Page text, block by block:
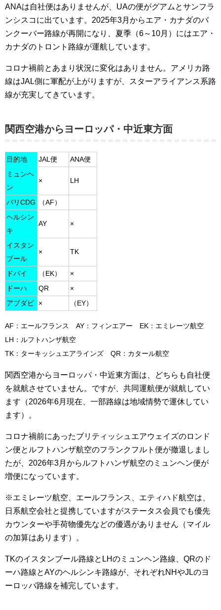
ANAは自社便はありませんが、UAの便がグアムとサンフラ
ンシスコに出ています。2025年3月からエア・カナダのバ
ンクーバー路線が再開になり、夏季（6～10月）にはエア・
カナダのトロント路線が運航しています。
コロナ禍前とあまり状況に変化はありません。アメリカ路
線はJAL側に軍配が上がりますが、スターアライアンス系路
線が充実してきています。
関西空港からヨーロッパ・中近東方面
目的地 JAL便
ANA便
ミュンヘ
ン
× LH
パリCDG
（AF）
ヘルシン
キ
AY ×
イスタン
ブール
× TK
ドバイ （EK）
×
ドーハ
QR
×
アブダビ
× （EY）
AF：エールフランス AY：フィンエアー EK：エミレーツ航空
LH：ルフトハンザ航空
TK：ターキッシュエアラインズ QR：カタール航空
関西空港からヨーロッパ・中近東方面は、どちらも自社便
を就航させていません。ですが、共同運航便が就航してい
ます（2026年6月現在、一部路線は地域情勢で運休してい
ます）。
コロナ禍前にあったブリティッシュエアウェイズのロンド
ン便とルフトハンザ航空のフランクフルト便が撤退しまし
たが、2026年3月からルフトハンザ航空のミュンヘン便が
増便になっています。
※エミレーツ航空、エールフランス、エティハド航空は、
日系航空会社と提携していますがステータス会員でも優先
カウンターや手荷物優先などの優遇がありません（マイル
の加算はあります）。
TKのイスタンブール路線とLHのミュンヘン路線、QRのド
ーハ路線とAYのヘルシンキ路線が、それぞれNHやJLのヨ
ーロッパ路線を補完しています。